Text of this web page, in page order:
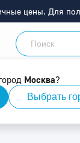
цены. Для
Москва?
Выбрать
О